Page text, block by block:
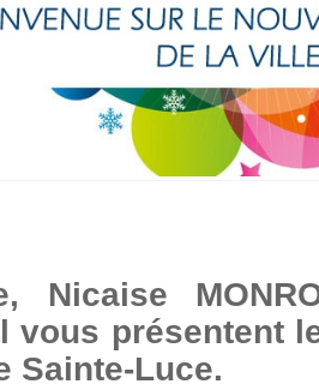
Nicaise
vous présentent
Sainte-Luce.